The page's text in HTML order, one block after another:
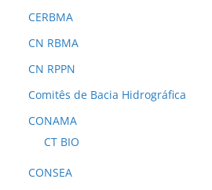
CERBMA
CN RBMA
CN RPPN
Comitês de Bacia Hidrográfica
CONAMA
CT BIO
CONSEA